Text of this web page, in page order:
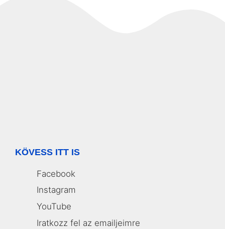
KÖVESS ITT IS
Facebook
Instagram
YouTube
Iratkozz fel az emailjeimre